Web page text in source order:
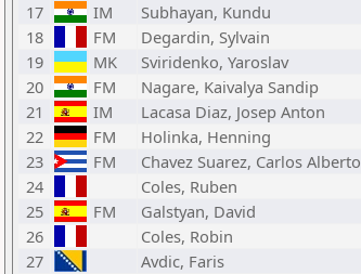
17
IM Subhayan, Kundu
18
FM Degardin, Sylvain
19
MK Sviridenko, Yaroslav
20
FM Nagare, Kaivalya Sandip
21
IM Lacasa Diaz, Josep Anton
22
FM Holinka, Henning
23
FM Chavez Suarez, Carlos Alberto
24
Coles, Ruben
25
FM Galstyan, David
26
Coles, Robin
27
Avdic, Faris